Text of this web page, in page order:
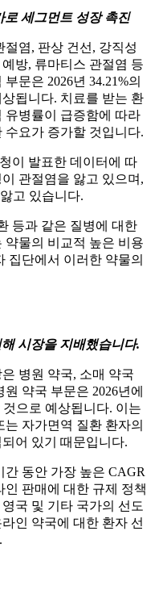
로 세그먼트 성장 촉진
염, 판상 건선, 강직성
방, 류마티스 관절염 등
문은 2026년 34.21%의
됩니다. 치료를 ​​받는 환
유병률이 급증함에 따라
수요가 증가할 것입니다.
이 발표한 데이터에 따
관절염을 앓고 있으며,
고 있습니다.
등과 같은 질병에 대한
물의 비교적 높은 비용
집단에서 이러한 약물의
시장을 지배했습니다.
병원 약국, 소매 약국
약국 부문은 2026년에
으로 예상됩니다. 이는
자가면역 질환 환자의
어 있기 때문입니다.
동안 가장 높은 CAGR
판매에 대한 규제 정책
국 및 기타 국가의 선도
인 약국에 대한 환자 선